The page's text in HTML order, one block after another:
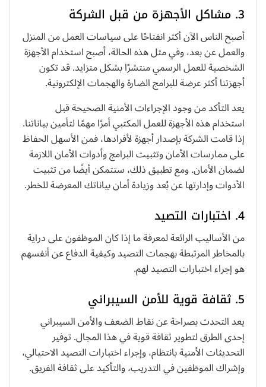
3. مشاكل الأجهزة من قبل الشركة
أصبح الناس الآن أكثر انفتاحًا على سياسات العمل من المنزل
والعمل عن بعد، وفي مثل هذه الحالة، أصبح استخدام الأجهزة
الشخصية للعمل الرسمي منتشرًا بشكل متزايد. قد تكون
أجهزتنا أكثر عرضة للبرامج الضارة والهجمات الإلكترونية.
يعد التأكد من وجود الإجراءات الأمنية الصحيحة قبل
استخدام هذه الأجهزة للعمل المكتبي أمرًا مهمًا لتأمين بياناتنا.
إذا قامت الشركة بإصدار أجهزة لأفرادها، فمن الأسهل الحفاظ
على ممارسات الأمان وتثبيت البرامج وأدوات الأمان اللازمة
لضمان الأمان. ومع تطبيق ذلك، ستتمكن أيضًا من تثبيت
الأدوات وإدارتها عن بُعد وزيادة أمان بياناتك المعرضة للخطر.
4. اختبارات التصيد
من الأساليب الرائعة لمعرفة ما إذا كان الموظفون على دراية
بالمخاطر المرتبطة بهجمات التصيد وكيفية الدفاع عن أنفسهم
هو إجراء اختبارات التصيد لهم.
5. ثقافة قوية للأمن السيبراني
يعد التحدث بصراحة عن نقاط الضعف والأمن السيبراني
إحدى الطرق لتطوير ثقافة قوية في هذا المجال. توفير
التحديثات الأمنية بانتظام، وإجراء اختبارات التصيد الاحتيالي،
وإشراك الموظفين في التدريب، والتأكيد على ثقافة الفريق.